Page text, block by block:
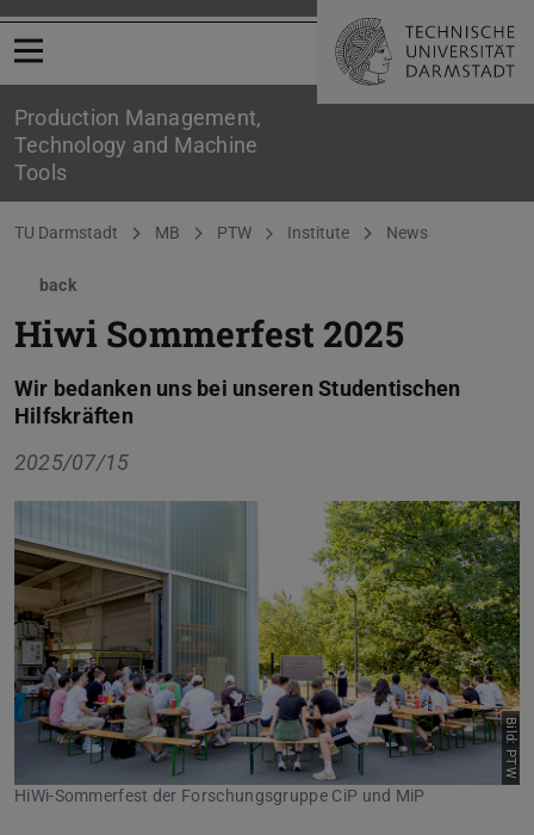
Open menu
Production Management,
Technology and Machine
Tools
You are here:
TU Darmstadt MB PTW Institute News
back
Hiwi Sommerfest 2025
Wir bedanken uns bei unseren Studentischen
Hilfskräften
2025/07/15
Bild: PTW
HiWi-Sommerfest der Forschungsgruppe CiP und MiP
Zurück Vor